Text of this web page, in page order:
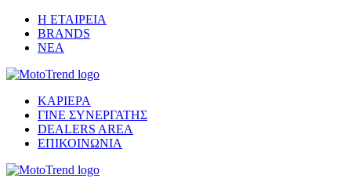
Η ΕΤΑΙΡΕΙΑ
BRANDS
ΝΕΑ
ΚΑΡΙΕΡΑ
ΓΙΝΕ ΣΥΝΕΡΓΑΤΗΣ
DEALERS AREA
ΕΠΙΚΟΙΝΩΝΙΑ